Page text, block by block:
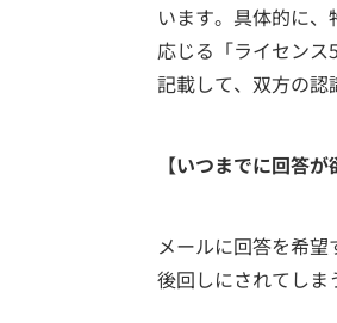
います。具体的に
応じる「ライセン
記載して、双方の認
【いつまでに回答
メールに回答を希
後回しにされてしま